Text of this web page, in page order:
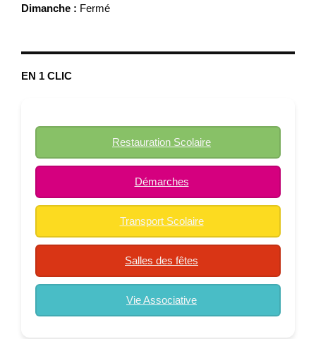
Dimanche : Fermé
EN 1 CLIC
Restauration Scolaire
Démarches
Transport Scolaire
Salles des fêtes
Vie Associative